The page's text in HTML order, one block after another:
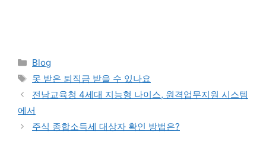
Categories
Blog
Tags
못 받은 퇴직금 받을 수 있나요
전남교육청 4세대 지능형 나이스, 원격업무지원 시스템
에서
주식 종합소득세 대상자 확인 방법은?